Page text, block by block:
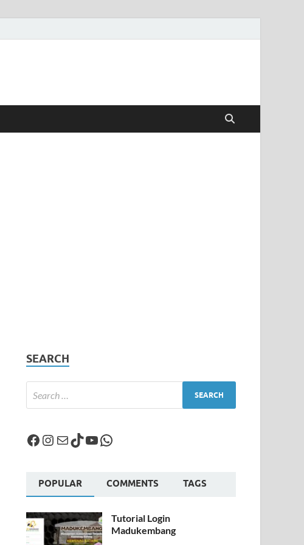
SEARCH
POPULAR COMMENTS TAGS
Tutorial Login
Madukembang